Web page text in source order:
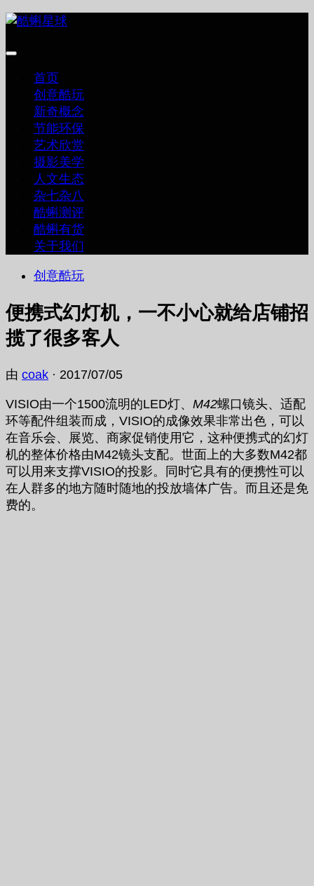
跳
内
首页
创意酷玩
新奇概念
节能环保
艺术欣赏
摄影美学
人文生态
杂七杂八
酷蝌测评
酷蝌有货
关于我们
创意酷玩
便携式幻灯机，一不小心就给店铺招
揽了很多客人
由 coak · 2017/07/05
VISIO由一个1500流明的LED灯、 M42螺口镜头、适配
环等配件组装而成，VISIO的成像效果非常出色，可以
在音乐会、展览、商家促销使用它，这种便携式的幻灯
机的整体价格由M42镜头支配。世面上的大多数M42都
可以用来支撑VISIO的投影。同时它具有的便携性可以
在人群多的地方随时随地的投放墙体广告。而且还是免
费的。